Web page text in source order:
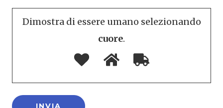
Dimostra di essere umano selezionando
cuore.